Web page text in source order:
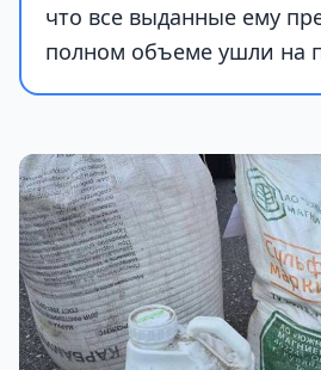
что все выданные ему
полном объеме ушли на